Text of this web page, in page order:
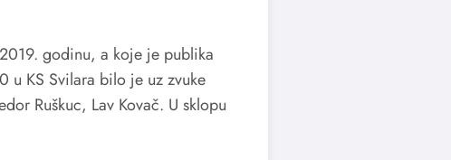
godinu, a koje je publika
u KS Svilara bilo je uz zvuke
Ruškuc, Lav Kovač. U sklopu